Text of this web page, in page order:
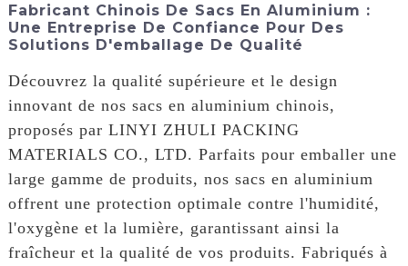
Fabricant Chinois De Sacs En Aluminium :
Une Entreprise De Confiance Pour Des
Solutions D'emballage De Qualité
Découvrez la qualité supérieure et le design
innovant de nos sacs en aluminium chinois,
proposés par LINYI ZHULI PACKING
MATERIALS CO., LTD. Parfaits pour emballer une
large gamme de produits, nos sacs en aluminium
offrent une protection optimale contre l'humidité,
l'oxygène et la lumière, garantissant ainsi la
fraîcheur et la qualité de vos produits. Fabriqués à